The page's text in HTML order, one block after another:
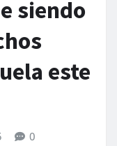
siendo
este
0